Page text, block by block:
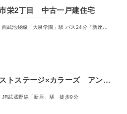
栄2丁目 中古一戸建住宅
西武池袋線「大泉学園」駅 バス24分『新座栄』停歩3分
トラストステージ×カラーズ アンドプラス新座市大和田1丁目21期 全3棟 ◆販売予告◆
JR武蔵野線「新座」駅 徒歩9分